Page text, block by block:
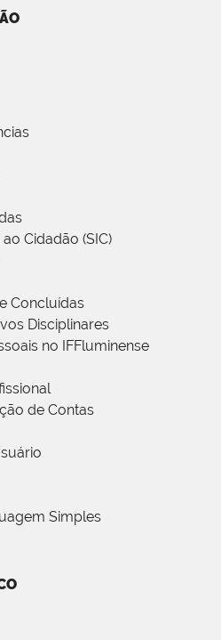
Cidadão (SIC)
Concluídas
Disciplinares
no IFFluminense
de Contas
Simples